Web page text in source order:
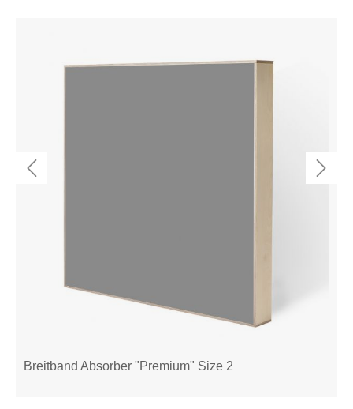
Breitband Absorber "Premium" Size 2